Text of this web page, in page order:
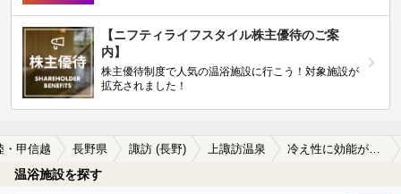
【ニフティライフスタイル株主優待のご案
内】
株主優待制度で人気の温浴施設に行こう！対象施設が
拡充されました！
・甲信越 長野県 諏訪 (長野) 上諏訪温泉 冷え性に効能がある上諏訪温泉の温泉、日帰り温泉、スーパー銭湯おすすめ
温浴施設を探す